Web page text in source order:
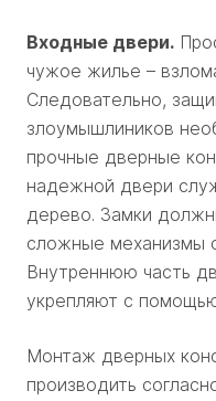
Входные двери.
чужое жилье –
Следовательно,
злоумышлиников
прочные дверные
надежной двери
дерево. Замки
сложные механизмы
Внутреннюю часть
укрепляют с
Монтаж дверных
производить